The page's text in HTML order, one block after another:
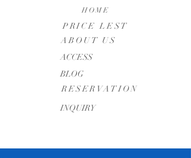
HOME
PRICE LEST
ABOUT US
​ACCESS
BLOG
RESERVATION
INQUIRY